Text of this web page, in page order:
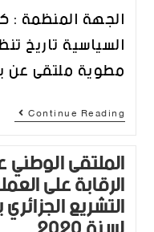
الجهة المنظمة :
مطوية ملتقى عن
Continue Reading
الملتقى
الرقابة على
التشريع